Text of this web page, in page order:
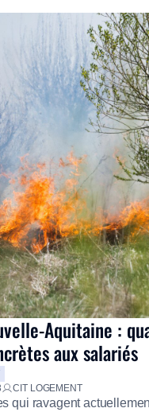
Aquitaine :
aux salariés
CIT LOGEMENT
qui ravagent